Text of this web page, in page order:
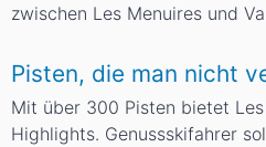
zwischen Les Menuires und
Pisten, die man nicht
Mit über 300 Pisten bietet
Highlights. Genussskifahrer